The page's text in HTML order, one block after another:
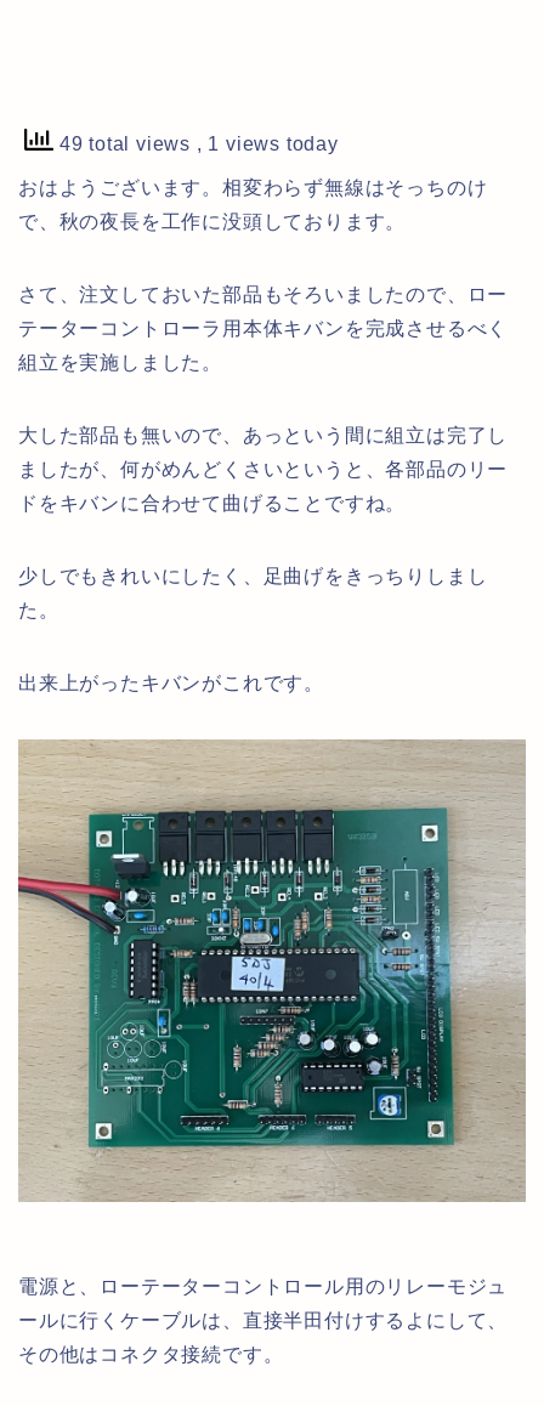
49 total views , 1 views today
おはようございます。相変わらず無線はそっちのけ
で、秋の夜長を工作に没頭しております。
さて、注文しておいた部品もそろいましたので、ロー
テーターコントローラ用本体キバンを完成させるべく
組立を実施しました。
大した部品も無いので、あっという間に組立は完了し
ましたが、何がめんどくさいというと、各部品のリー
ドをキバンに合わせて曲げることですね。
少しでもきれいにしたく、足曲げをきっちりしまし
た。
出来上がったキバンがこれです。
電源と、ローテーターコントロール用のリレーモジュ
ールに行くケーブルは、直接半田付けするよにして、
その他はコネクタ接続です。